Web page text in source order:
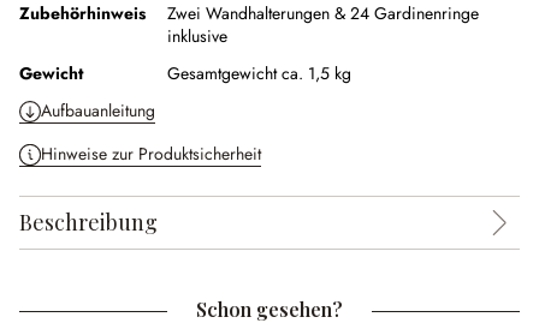
Zubehörhinweis
Zwei Wandhalterungen & 24 Gardinenringe
inklusive
Gewicht
Gesamtgewicht ca. 1,5 kg
Aufbauanleitung
Hinweise zur Produktsicherheit
Beschreibung
Schon gesehen?